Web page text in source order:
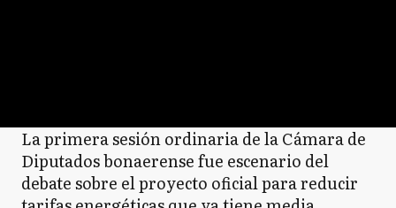
La primera sesión ordinaria de la Cámara de
Diputados bonaerense fue escenario del
debate sobre el proyecto oficial para reducir